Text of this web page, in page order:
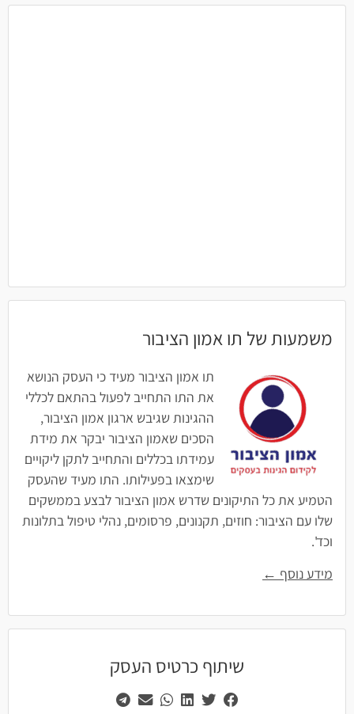
משמעות של תו אמון הציבור
תו אמון הציבור מעיד כי העסק הנושא
את התו התחייב לפעול בהתאם לכללי
ההגינות שגיבש ארגון אמון הציבור,
הסכים שאמון הציבור יבקר את מידת
עמידתו בכללים והתחייב לתקן ליקויים
שימצאו בפעילותו. התו מעיד שהעסק
הטמיע את כל התיקונים שדרש אמון הציבור לבצע בממשקים
שלו עם הציבור: חוזים, תקנונים, פרסומים, נהלי טיפול בתלונות
וכד'.
מידע נוסף ←
שיתוף כרטיס העסק